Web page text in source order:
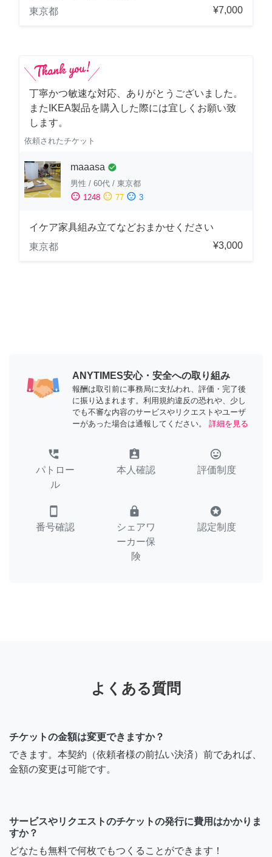
東京都
¥7,000
丁寧かつ敏速な対応、ありがとうございました。
またIKEA製品を購入した際には宜しくお願い致
します。
依頼されたチケット
maaasa check_circle
男性 / 60代 / 東京都
sentiment_satisfied 1248 sentiment_neutral 77 sentiment_dissatisfied 3
イケア家具組み立てなどおまかせください
東京都
¥3,000
ANYTIMES安心・安全への取り組み
報酬は取引前に事務局に支払われ、評価・完了後
に振り込まれます。利用規約違反の恐れや、少し
でも不審な内容のサービスやリクエストやユーザ
ーがあった場合は通報してください。
詳細を見る
perm_phone_msg
パトロー
ル
assignment_ind
本人確認
tag_faces
評価制度
smartphone
番号確認
lock
シェアワ
ーカー保
険
stars
認定制度
よくある質問
チケットの金額は変更できますか？
できます。本契約（依頼者様の前払い決済）前であれば、
金額の変更は可能です。
サービスやリクエストのチケットの発行に費用はかかりま
すか？
どなたも無料で何枚でもつくることができます！